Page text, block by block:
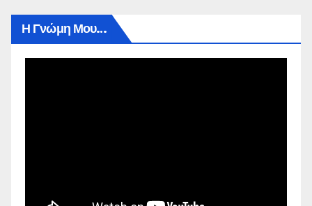
Η Γνώμη Μου…